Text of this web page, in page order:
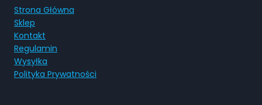
Strona Główna
Sklep
Kontakt
Regulamin
Wysyłka
Polityka Prywatności